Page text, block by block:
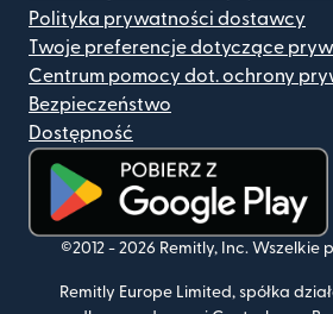
Polityka prywatności dostawcy
Twoje preferencje dotyczące
Centrum pomocy dot. ochrony
Bezpieczeństwo
Dostępność
(otwiera się w nowym oknie)
©2012 - 2026 Remitly, Inc. Wszelkie
Remitly Europe Limited, spółka